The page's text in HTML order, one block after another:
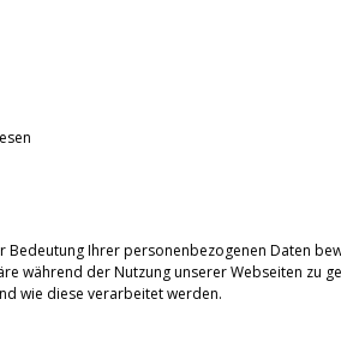
Bedeutung Ihrer personenbezogenen Daten
der Nutzung unserer Webseiten zu
wie diese verarbeitet werden.